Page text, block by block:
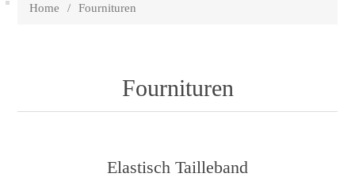
Home / Fournituren
Fournituren
Elastisch Tailleband